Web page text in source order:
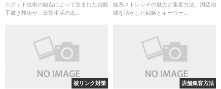
ロボット技術の融合によって生まれた自動
手書き技術が、日常生活のあ...
経系ストレッチの魅力と集客方法。周辺地
域を活かした戦略とキーワー...
被リンク対策 店舗集客方法